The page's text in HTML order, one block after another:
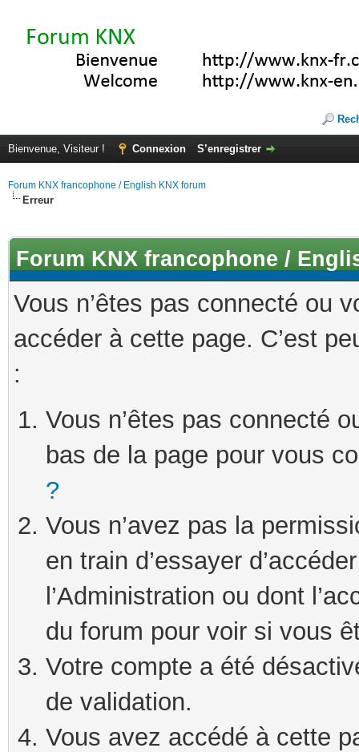
Bienvenue, Visiteur ! Connexion S’enregistrer
Forum KNX francophone / English KNX forum
Erreur
Forum KNX francophone /
Vous n’êtes pas connecté ou
accéder à cette page. C’est
:
Vous n’êtes pas connecté
bas de la page pour vous
?
Vous n’avez pas la
en train d’essayer
l’Administration ou dont
du forum pour voir si vous
Votre compte a été
de validation.
Vous avez accédé à cette